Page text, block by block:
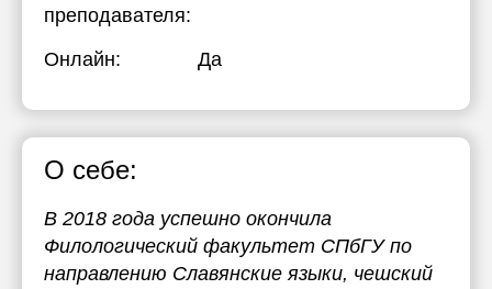
преподавателя:
Онлайн: Да
О себе:
В 2018 года успешно окончила
Филологический факультет СПбГУ по
направлению Славянские языки, чешский